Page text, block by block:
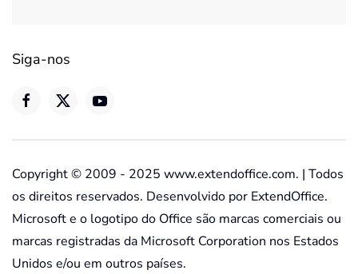
Siga-nos
Copyright © 2009 - 2025 www.extendoffice.com. | Todos
os direitos reservados. Desenvolvido por ExtendOffice.
Microsoft e o logotipo do Office são marcas comerciais ou
marcas registradas da Microsoft Corporation nos Estados
Unidos e/ou em outros países.